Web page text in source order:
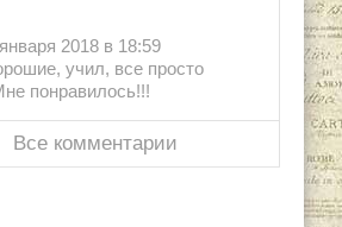
2018 в 18:59
учил, все просто
понравилось!!!
Все комментарии